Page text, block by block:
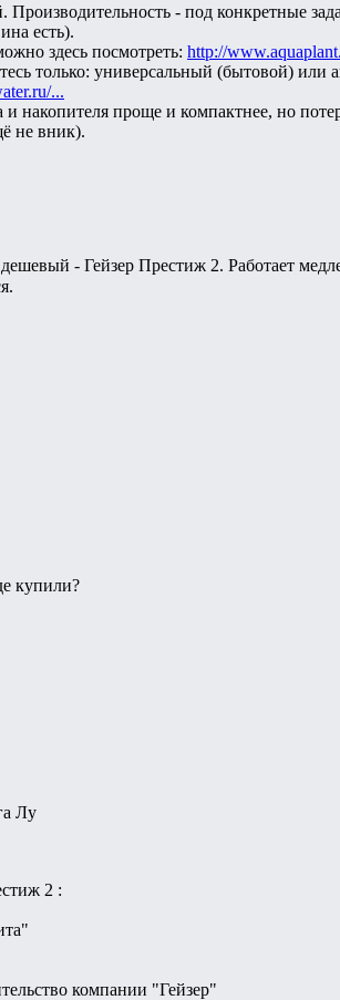
Производительность - под конкретные
есть).
здесь посмотреть: http://
только: универсальный (бытовой) или
...
и накопителя проще и компактнее, но
не вник).
- Гейзер Престиж 2. Работает
купили?
Лу
2 :
компании "Гейзер"